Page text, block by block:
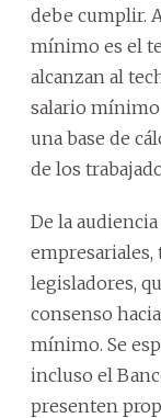
debe cumplir.
mínimo es el
alcanzan al
salario mínimo
una base de
de los
De la
empresariales,
legisladores,
consenso
mínimo. Se
incluso el
presenten